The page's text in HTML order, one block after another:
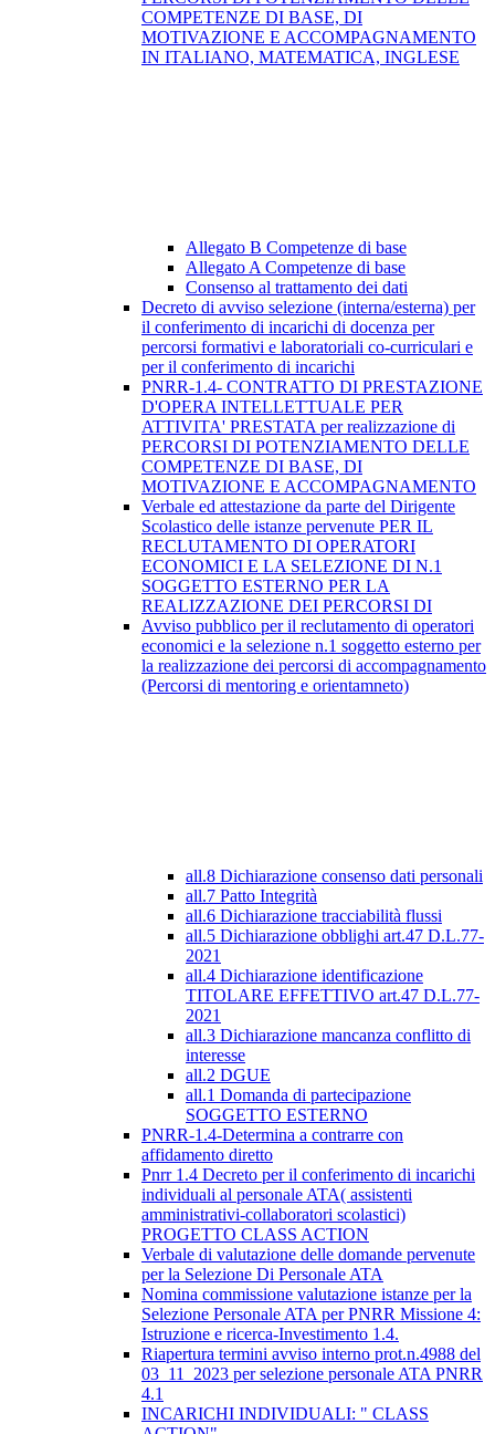
COMPETENZE DI BASE, DI
MOTIVAZIONE E ACCOMPAGNAMENTO
IN ITALIANO, MATEMATICA, INGLESE
Allegato B Competenze di base
Allegato A Competenze di base
Consenso al trattamento dei dati
Decreto di avviso selezione (interna/esterna) per
il conferimento di incarichi di docenza per
percorsi formativi e laboratoriali co-curriculari e
per il conferimento di incarichi
PNRR-1.4- CONTRATTO DI PRESTAZIONE
D'OPERA INTELLETTUALE PER
ATTIVITA' PRESTATA per realizzazione di
PERCORSI DI POTENZIAMENTO DELLE
COMPETENZE DI BASE, DI
MOTIVAZIONE E ACCOMPAGNAMENTO
Verbale ed attestazione da parte del Dirigente
Scolastico delle istanze pervenute PER IL
RECLUTAMENTO DI OPERATORI
ECONOMICI E LA SELEZIONE DI N.1
SOGGETTO ESTERNO PER LA
REALIZZAZIONE DEI PERCORSI DI
Avviso pubblico per il reclutamento di operatori
economici e la selezione n.1 soggetto esterno per
la realizzazione dei percorsi di accompagnamento
(Percorsi di mentoring e orientamneto)
all.8 Dichiarazione consenso dati personali
all.7 Patto Integrità
all.6 Dichiarazione tracciabilità flussi
all.5 Dichiarazione obblighi art.47 D.L.77-
2021
all.4 Dichiarazione identificazione
TITOLARE EFFETTIVO art.47 D.L.77-
2021
all.3 Dichiarazione mancanza conflitto di
interesse
all.2 DGUE
all.1 Domanda di partecipazione
SOGGETTO ESTERNO
PNRR-1.4-Determina a contrarre con
affidamento diretto
Pnrr 1.4 Decreto per il conferimento di incarichi
individuali al personale ATA( assistenti
amministrativi-collaboratori scolastici)
PROGETTO CLASS ACTION
Verbale di valutazione delle domande pervenute
per la Selezione Di Personale ATA
Nomina commissione valutazione istanze per la
Selezione Personale ATA per PNRR Missione 4:
Istruzione e ricerca-Investimento 1.4.
Riapertura termini avviso interno prot.n.4988 del
03_11_2023 per selezione personale ATA PNRR
4.1
INCARICHI INDIVIDUALI: " CLASS